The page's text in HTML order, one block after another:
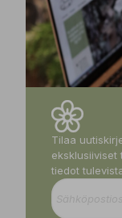
Tilaa
eksklusiiviset
tiedot